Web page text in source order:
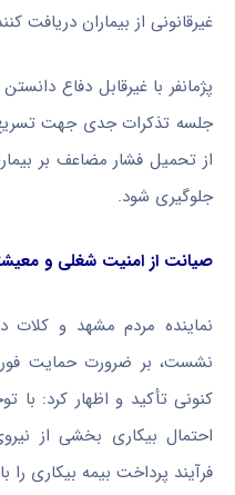
غیرقانونی از بیماران دریافت
پژمانفر با غیرقابل دفاع
جلسه تذکرات جدی جهت
از تحمیل فشار مضاعف بر
جلوگیری شود.
صیانت از امنیت شغلی و
نماینده مردم مشهد و
نشست، بر ضرورت حمایت
کنونی تأکید و اظهار کرد: با
احتمال بیکاری بخشی از
فرآیند پرداخت بیمه بیکاری